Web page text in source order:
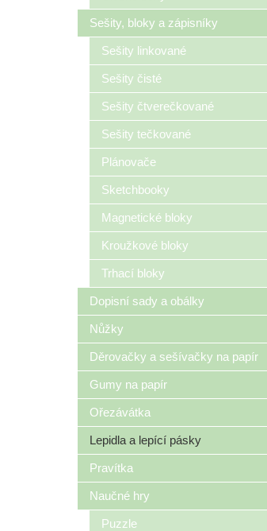
Sešity, bloky a zápisníky
Sešity linkované
Sešity čisté
Sešity čtverečkované
Sešity tečkované
Plánovače
Sketchbooky
Magnetické bloky
Kroužkové bloky
Trhací bloky
Dopisní sady a obálky
Nůžky
Děrovačky a sešívačky na papír
Gumy na papír
Ořezávátka
Lepidla a lepící pásky
Pravítka
Naučné hry
Puzzle